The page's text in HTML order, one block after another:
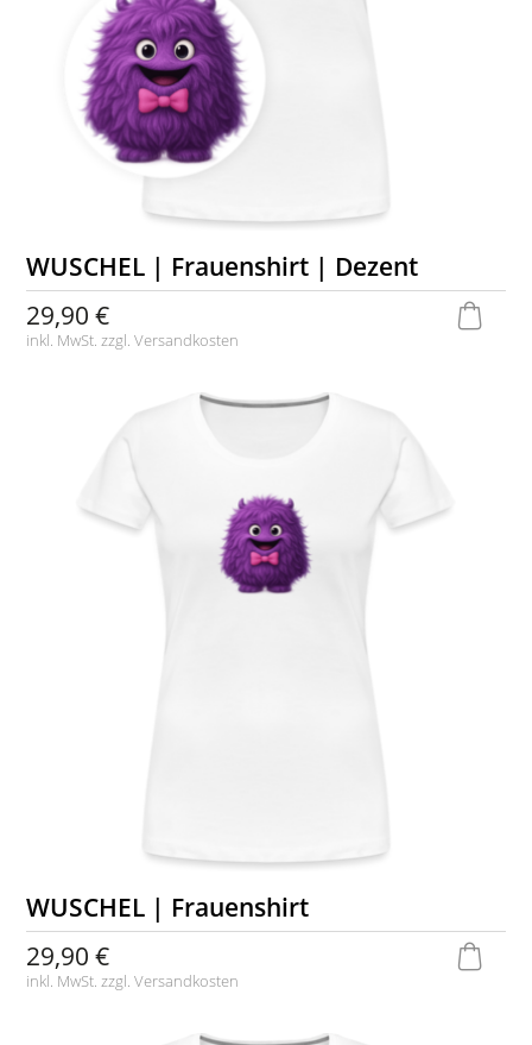
WUSCHEL | Frauenshirt | Dezent
29,90 €
inkl. MwSt. zzgl.Versandkosten
WUSCHEL | Frauenshirt
29,90 €
inkl. MwSt. zzgl.Versandkosten